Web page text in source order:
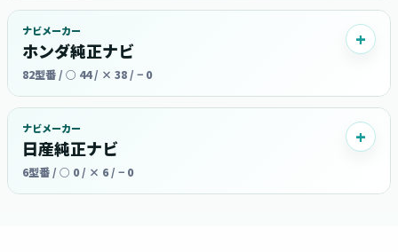
ナビメーカー
ホンダ純正ナビ
82型番 / ○ 44 / × 38 / − 0
ナビメーカー
日産純正ナビ
6型番 / ○ 0 / × 6 / − 0